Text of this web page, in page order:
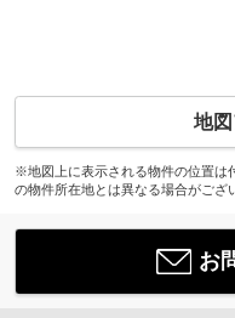
地図
※地図上に表示される物件の位置は
の物件所在地とは異なる場合がござ
お